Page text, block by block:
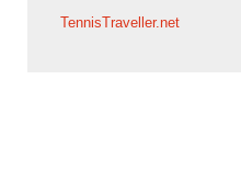
TennisTraveller.net